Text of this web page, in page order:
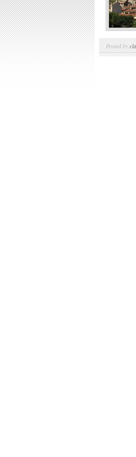
Posted by